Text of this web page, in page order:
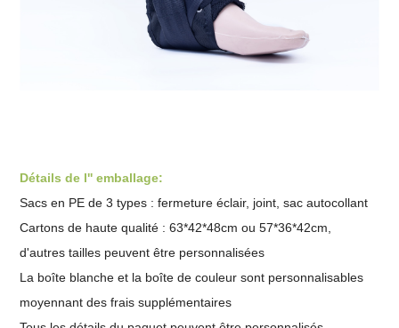
Détails de l'' emballage:
Sacs en PE de 3 types : fermeture éclair, joint,sac autocollant
Cartons de haute qualité : 63*42*48cm ou 57*36*42cm,
d'autres tailles peuvent être personnalisées
La boîte blanche et la boîte de couleur sont personnalisables
moyennant des frais supplémentaires